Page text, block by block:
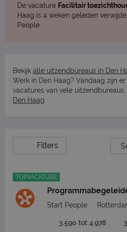
De vacature Facilitair
Haag is 4 weken geleden
People.
Bekijk alle uitzendbureaus in Den
Werk in Den Haag? Vandaag zijn
vacatures van vele uitzendbureaus.
Den Haag
Filters
TOPVACATURE
Start People
3.590 tot 4.978